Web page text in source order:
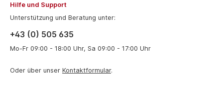
Hilfe und Support
Unterstützung und Beratung unter:
+43 (0) 505 635
Mo-Fr 09:00 - 18:00 Uhr, Sa 09:00 - 17:00 Uhr
Oder über unser Kontaktformular.